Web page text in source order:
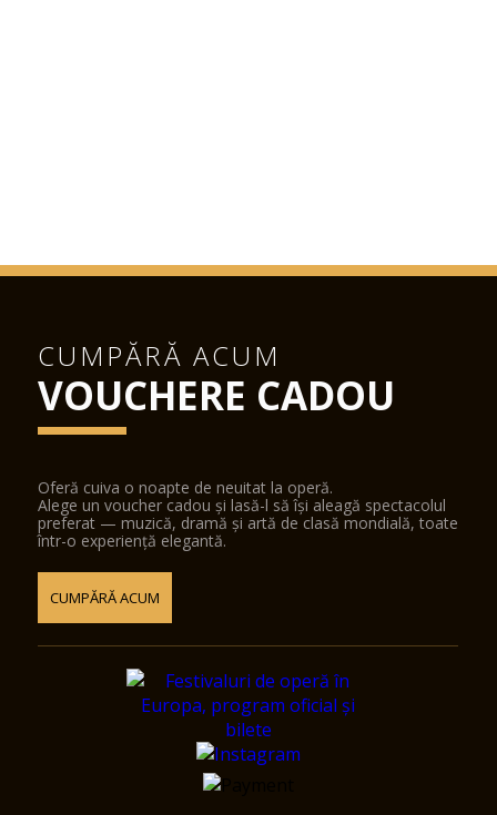
CUMPĂRĂ ACUM
VOUCHERE CADOU
Oferă cuiva o noapte de neuitat la operă.
Alege un voucher cadou și lasă-l să își aleagă spectacolul
preferat — muzică, dramă și artă de clasă mondială, toate
într-o experiență elegantă.
CUMPĂRĂ ACUM